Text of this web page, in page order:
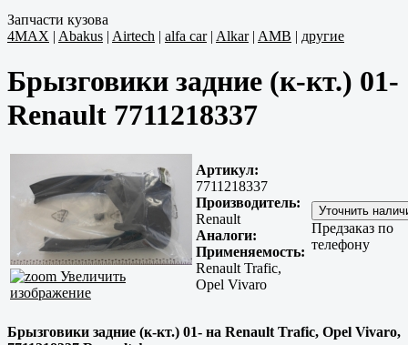
Запчасти кузова
4MAX | Abakus | Airtech | alfa car| Alkar| AMB | другие
Брызговики задние (к-кт.) 01-
Renault 7711218337
Увеличить
изображение
Артикул:
7711218337
Производитель:
Renault
Аналоги:
Применяемость:
Renault Trafic,
Opel Vivaro
Предзаказ по
телефону
Брызговики задние (к-кт.) 01- на Renault Trafic, Opel Vivaro,